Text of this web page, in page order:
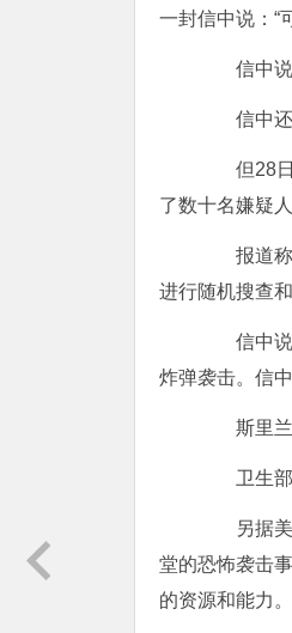
一封信中说：“
信中说：
信中还说
但28日
了数十名嫌疑人
报道称，
进行随机搜查
信中说，
炸弹袭击。信
斯里兰卡
卫生部长
另据美国
堂的恐怖袭击
的资源和能力。